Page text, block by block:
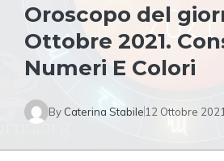
Oroscopo del
Ottobre 2021.
Numeri E Colori
By Caterina Stabile 12 Ottobre 2021